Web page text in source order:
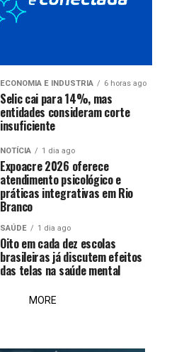
ECONOMIA E INDUSTRIA 6 horas ago
Selic cai para 14%, mas
entidades consideram corte
insuficiente
NOTÍCIA 1 dia ago
Expoacre 2026 oferece
atendimento psicológico e
práticas integrativas em Rio
Branco
SAÚDE 1 dia ago
Oito em cada dez escolas
brasileiras já discutem efeitos
das telas na saúde mental
MORE